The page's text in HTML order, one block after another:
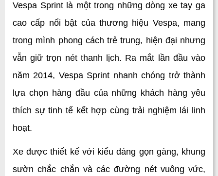
Vespa Sprint là một trong những dòng xe tay ga
cao cấp nổi bật của thương hiệu Vespa, mang
trong mình phong cách trẻ trung, hiện đại nhưng
vẫn giữ trọn nét thanh lịch. Ra mắt lần đầu vào
năm 2014, Vespa Sprint nhanh chóng trở thành
lựa chọn hàng đầu của những khách hàng yêu
thích sự tinh tế kết hợp cùng trải nghiệm lái linh
hoạt.
Xe được thiết kế với kiểu dáng gọn gàng, khung
sườn chắc chắn và các đường nét vuông vức,